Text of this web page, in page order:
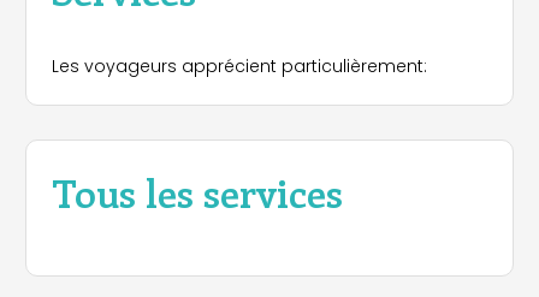
Les voyageurs apprécient particulièrement:
Tous les services